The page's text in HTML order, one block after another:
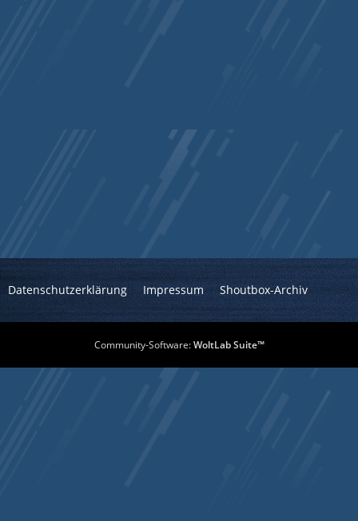
Datenschutzerklärung Impressum Shoutbox-Archiv
Community-Software:WoltLab Suite™